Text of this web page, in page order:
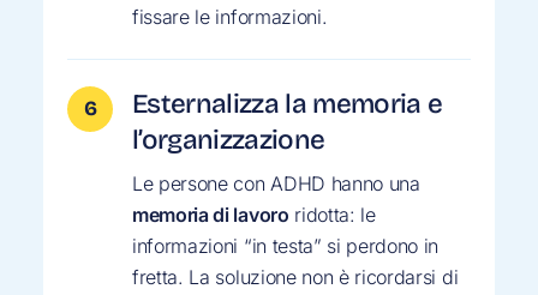
fissare le informazioni.
Esternalizza la memoria e
l’organizzazione
Le persone con ADHD hanno una
memoria di lavoro ridotta: le
informazioni “in testa” si perdono in
fretta. La soluzione non è ricordarsi di